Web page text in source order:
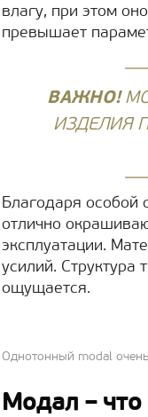
влагу, при этом
превышает
ВАЖНО!
ИЗДЕЛИЯ
Благодаря особой
отлично
эксплуатации.
усилий. Структура
ощущается.
Однотонный modal
Модал – что